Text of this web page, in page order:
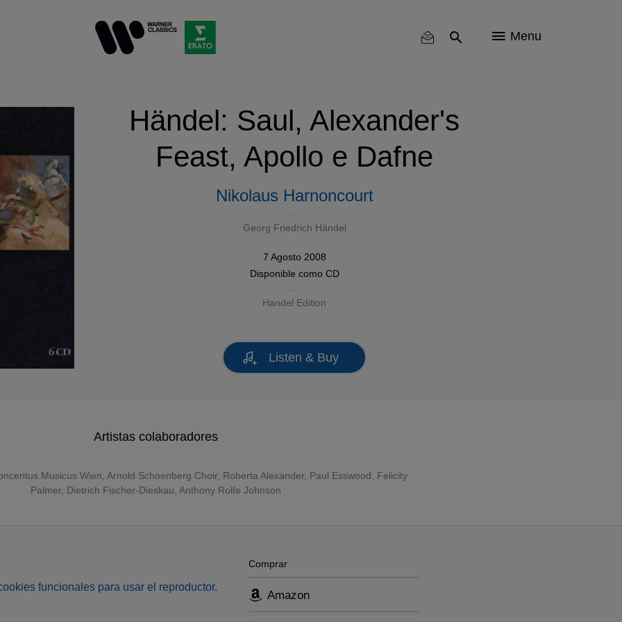
Menu
Händel: Saul, Alexander's
Feast, Apollo e Dafne
Nikolaus Harnoncourt
Georg Friedrich Händel
7 Agosto 2008
Disponible como CD
Handel Edition
Listen & Buy
Artistas colaboradores
Musicus Wien Arnold Schoenberg Choir, Roberta Alexander, Paul Esswood
Felicity
Palmer, Dietrich Fischer-Dieskau Anthony Rolfe Johnson
funcionales para usar el reproductor.
Comprar
Amazon